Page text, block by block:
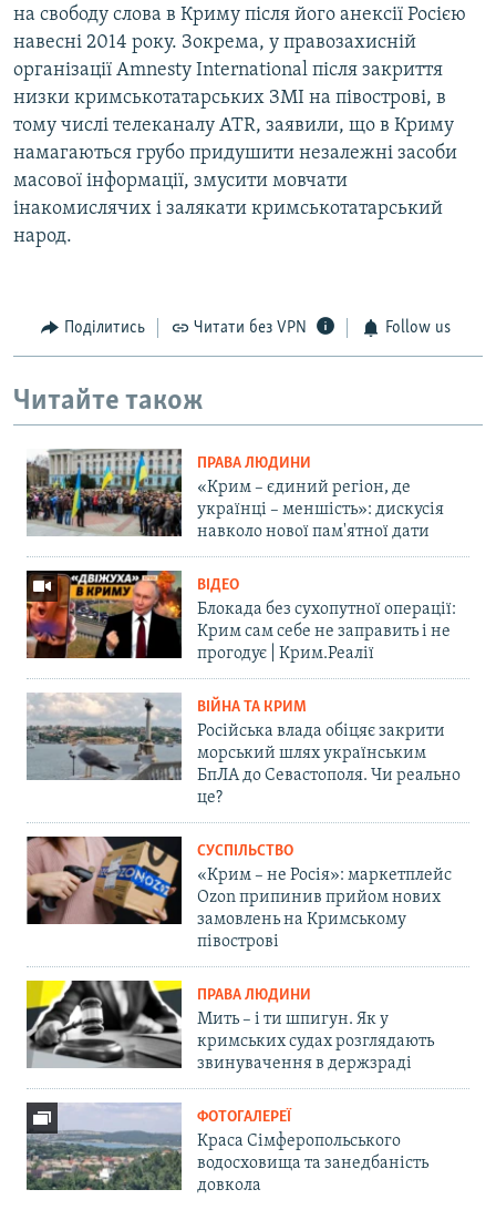
на свободу слова в Криму після його анексії Росією
навесні 2014 року. Зокрема, у правозахисній
організації Amnesty International після закриття
низки кримськотатарських ЗМІ на півострові, в
тому числі телеканалу ATR, заявили, що в Криму
намагаються грубо придушити незалежні засоби
масової інформації, змусити мовчати
інакомислячих і залякати кримськотатарський
народ.
Поділитись Читати без VPN Follow us
Читайте також
ПРАВА ЛЮДИНИ
«Крим – єдиний регіон, де
українці – меншість»: дискусія
навколо нової пам'ятної дати
ВІДЕО
Блокада без сухопутної операції:
Крим сам себе не заправить і не
прогодує | Крим.Реалії
ВІЙНА ТА КРИМ
Російська влада обіцяє закрити
морський шлях українським
БпЛА до Севастополя. Чи реально
це?
СУСПІЛЬСТВО
«Крим – не Росія»: маркетплейс
Ozon припинив прийом нових
замовлень на Кримському
півострові
ПРАВА ЛЮДИНИ
Мить – і ти шпигун. Як у
кримських судах розглядають
звинувачення в держзраді
ФОТОГАЛЕРЕЇ
Краса Сімферопольського
водосховища та занедбаність
довкола